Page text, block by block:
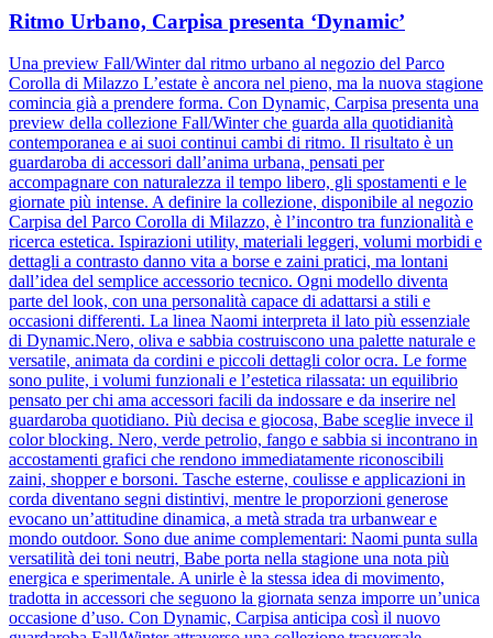
Ritmo Urbano, Carpisa presenta ‘Dynamic’
Una preview Fall/Winter dal ritmo urbano al negozio del Parco
Corolla di Milazzo L’estate è ancora nel pieno, ma la nuova stagione
comincia già a prendere forma. Con Dynamic, Carpisa presenta una
preview della collezione Fall/Winter che guarda alla quotidianità
contemporanea e ai suoi continui cambi di ritmo. Il risultato è un
guardaroba di accessori dall’anima urbana, pensati per
accompagnare con naturalezza il tempo libero, gli spostamenti e le
giornate più intense. A definire la collezione, disponibile al negozio
Carpisa del Parco Corolla di Milazzo, è l’incontro tra funzionalità e
ricerca estetica. Ispirazioni utility, materiali leggeri, volumi morbidi e
dettagli a contrasto danno vita a borse e zaini pratici, ma lontani
dall’idea del semplice accessorio tecnico. Ogni modello diventa
parte del look, con una personalità capace di adattarsi a stili e
occasioni differenti. La linea Naomi interpreta il lato più essenziale
di Dynamic.Nero, oliva e sabbia costruiscono una palette naturale e
versatile, animata da cordini e piccoli dettagli color ocra. Le forme
sono pulite, i volumi funzionali e l’estetica rilassata: un equilibrio
pensato per chi ama accessori facili da indossare e da inserire nel
guardaroba quotidiano. Più decisa e giocosa, Babe sceglie invece il
color blocking. Nero, verde petrolio, fango e sabbia si incontrano in
accostamenti grafici che rendono immediatamente riconoscibili
zaini, shopper e borsoni. Tasche esterne, coulisse e applicazioni in
corda diventano segni distintivi, mentre le proporzioni generose
evocano un’attitudine dinamica, a metà strada tra urbanwear e
mondo outdoor. Sono due anime complementari: Naomi punta sulla
versatilità dei toni neutri, Babe porta nella stagione una nota più
energica e sperimentale. A unirle è la stessa idea di movimento,
tradotta in accessori che seguono la giornata senza imporre un’unica
occasione d’uso. Con Dynamic, Carpisa anticipa così il nuovo